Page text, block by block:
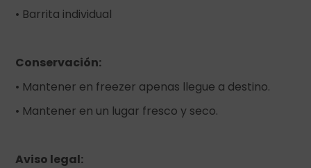
• Barrita individual
Conservación:
• Mantener en freezer apenas llegue a destino.
• Mantener en un lugar fresco y seco.
Aviso legal: